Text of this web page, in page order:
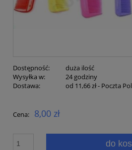
Dostępność:
duża ilość
Wysyłka w:
24 godziny
Dostawa:
od 11,66 zł- Poczta
Cena nie zawiera ewentualnych
Cena: 8,00 zł
do